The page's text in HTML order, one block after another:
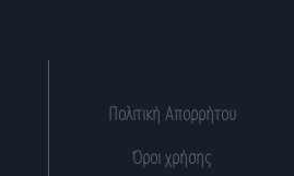
Πολιτική Απορρήτου
Όροι χρήσης